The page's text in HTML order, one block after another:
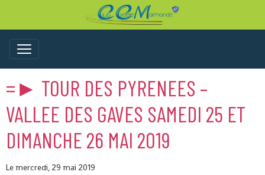
=► TOUR DES PYRENEES –
VALLEE DES GAVES SAMEDI 25 ET
DIMANCHE 26 MAI 2019
Le mercredi, 29 mai 2019